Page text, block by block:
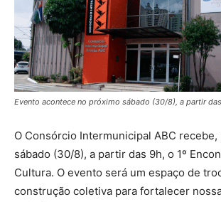
Evento acontece no próximo sábado (30/8), a partir
O Consórcio Intermunicipal ABC
sábado (30/8), a partir das 9h, o 1º
Cultura. O evento será um espaço de
construção coletiva para fortalecer